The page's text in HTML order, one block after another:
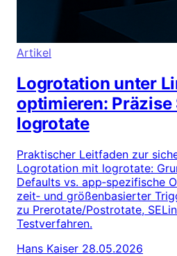
Artikel
Logrotation unter
optimieren:
logrotate
Praktischer Leitfaden zur
Logrotation mit logrotate:
Defaults vs. app‑spezifische
zeit‑ und größenbasierter
zu Prerotate/Postrotate,
Testverfahren.
Hans Kaiser 28.05.2026